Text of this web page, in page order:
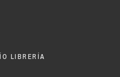
LIBRERÍA